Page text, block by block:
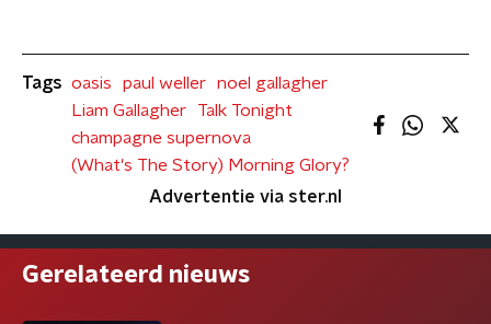
Tags oasis paul weller
noel gallagher
Liam Gallagher
Talk Tonight
champagne supernova
(What's The Story) Morning Glory?
Advertentie via ster.nl
Gerelateerd nieuws